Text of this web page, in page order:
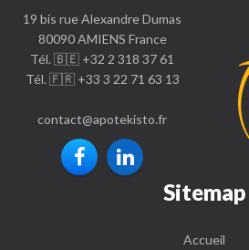
19 bis rue Alexandre Dumas
80090 AMIENS France
Tél. 🇧🇪 +32 2 318 37 61
Tél. 🇫🇷 +33 3 22 71 63 13
contact@apotekisto.fr
Sitemap
Accueil